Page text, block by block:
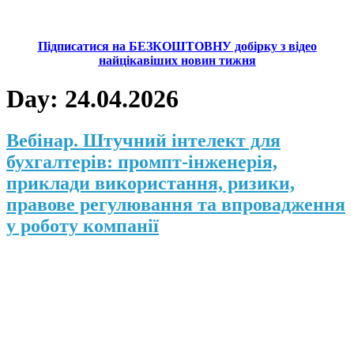
Підписатися на БЕЗКОШТОВНУ добірку з відео
найцікавіших новин тижня
Day: 24.04.2026
Вебінар. Штучний інтелект для
бухгалтерів: промпт-інженерія,
приклади використання, ризики,
правове регулювання та впровадження
у роботу компанії